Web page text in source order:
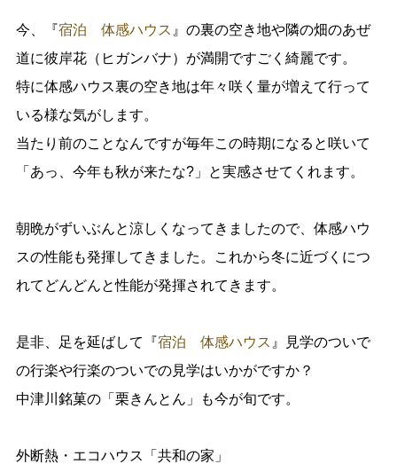
今、『宿泊 体感ハウス 』の裏の空き地や隣の畑のあぜ
道に彼岸花（ヒガンバナ）が満開ですごく綺麗です。
特に体感ハウス裏の空き地は年々咲く量が増えて行って
いる様な気がします。
当たり前のことなんですが毎年この時期になると咲いて
「あっ、今年も秋が来たな?」と実感させてくれます。
朝晩がずいぶんと涼しくなってきましたので、体感ハウ
スの性能も発揮してきました。これから冬に近づくにつ
れてどんどんと性能が発揮されてきます。
是非、足を延ばして『宿泊 体感ハウス 』見学のついで
の行楽や行楽のついでの見学はいかがですか？
中津川銘菓の「栗きんとん」も今が旬です。
外断熱・エコハウス「共和の家」